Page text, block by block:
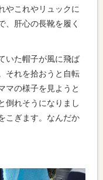
やこれやリュックに
、肝心の長靴を履く
いた帽子が風に飛ば
それを拾おうと自転
マの様子を見ようと
倒れそうになりまし
こぎます。なんだか